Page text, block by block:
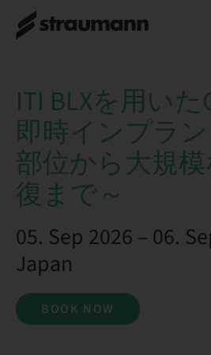
ITI BLXを用いたGBR＆抜歯即
時インプラント ～審美部位か
ITI BLXを用い
即時インプラ
部位から大規
復まで～
05. Sep 2026 – 06.
Japan
BOOK NOW